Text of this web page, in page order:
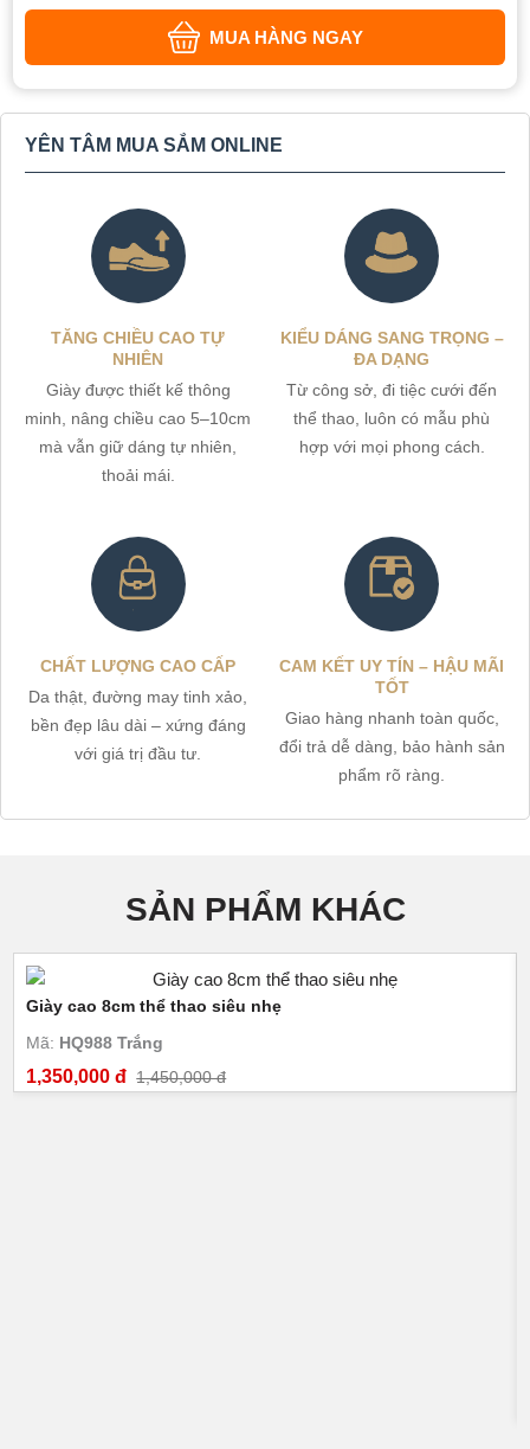
MUA HÀNG NGAY
YÊN TÂM MUA SẮM ONLINE
TĂNG CHIỀU CAO TỰ
NHIÊN
Giày được thiết kế thông
minh, nâng chiều cao 5–10cm
mà vẫn giữ dáng tự nhiên,
thoải mái.
KIỂU DÁNG SANG TRỌNG –
ĐA DẠNG
Từ công sở, đi tiệc cưới đến
thể thao, luôn có mẫu phù
hợp với mọi phong cách.
CHẤT LƯỢNG CAO CẤP
Da thật, đường may tinh xảo,
bền đẹp lâu dài – xứng đáng
với giá trị đầu tư.
CAM KẾT UY TÍN – HẬU MÃI
TỐT
Giao hàng nhanh toàn quốc,
đổi trả dễ dàng, bảo hành sản
phẩm rõ ràng.
SẢN PHẨM KHÁC
Giày cao 8cm thể thao siêu nhẹ
Mã: HQ988 Trắng
1,350,000 đ 1,450,000 đ